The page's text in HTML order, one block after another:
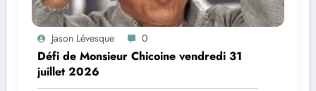
Jason Lévesque 0
Défi de Monsieur Chicoine vendredi 31
juillet 2026